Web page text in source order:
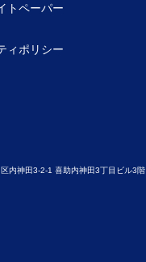
内神田3-2-1 喜助内神田3丁目ビル3階
トペーパー
ィポリシー